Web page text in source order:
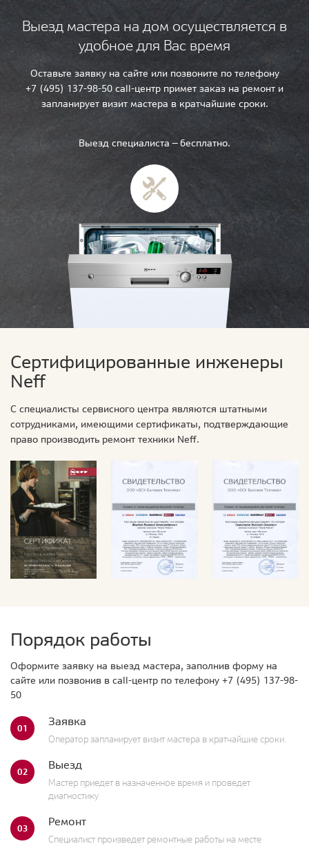
Выезд мастера на дом осуществляется в
удобное для Вас время
Оставьте заявку на сайте или позвоните по телефону
+7 (495) 137-98-50 call-центр примет заказ на ремонт и
запланирует визит мастера в кратчайшие сроки.
Выезд специалиста — бесплатно.
Сертифицированные инженеры
Neff
С специалисты сервисного центра являются штатными
сотрудниками, имеющими сертификаты, подтверждающие
право производить ремонт техники Neff.
Порядок работы
Оформите заявку на выезд мастера, заполнив форму на
сайте или позвонив в call-центр по телефону +7 (495) 137-98-
50
01 Заявка
Оператор запланирует визит мастера в кратчайшие сроки.
02 Выезд
Мастер приедет в назначенное время и проведет
диагностику
03 Ремонт
Специалист произведет ремонтные работы на месте